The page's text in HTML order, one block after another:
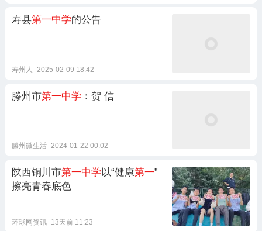
寿县第一中学的公告
寿州人 2025-02-09 18:42
滕州市第一中学 ：贺 信
滕州微生活 2024-01-22 00:02
陕西铜川市第一中学以“健康第一”
擦亮青春底色
环球网资讯 13天前 11:23